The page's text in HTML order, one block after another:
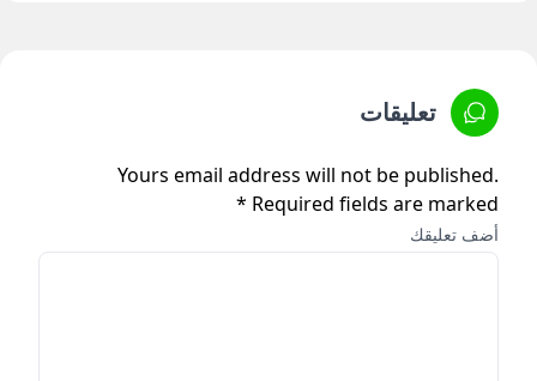
تعليقات
Yours email address will not be published.
Required fields are marked *
أضف تعليقك